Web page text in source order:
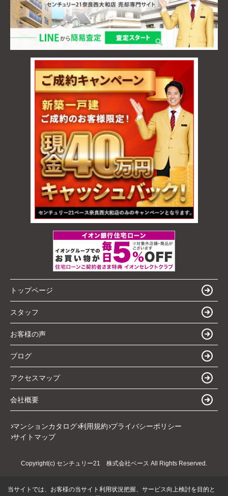
トップページ
スタッフ
お客様の声
ブログ
アクセスマップ
会社概要
マンションカタログ 利用規約 プライバシーポリシー
サイトマップ
Copyright(c) センチュリー21 株式会社ベース All Rights Reserved.
当サイトでは、お客様の当サイト利用状況把握、サービス向上検討を目的と